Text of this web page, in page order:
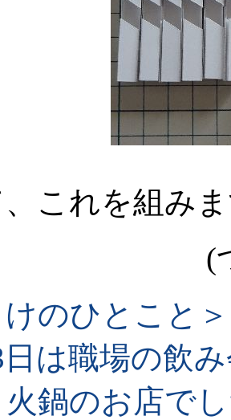
これを組み
(
けのひとこと＞
は職場の飲
火鍋のお店で